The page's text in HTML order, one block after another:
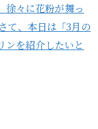
徐々に花粉が舞っ
て、本日は「3月の
を紹介したいと